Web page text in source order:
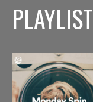
PLAYLIST